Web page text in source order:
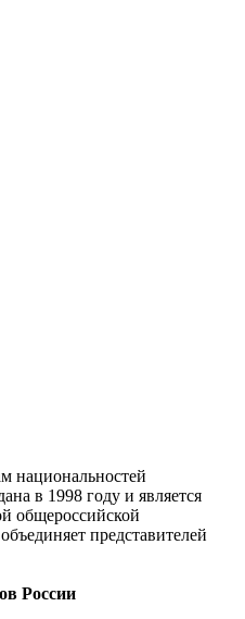
национальностей
в 1998 году и является
общероссийской
представителей
России